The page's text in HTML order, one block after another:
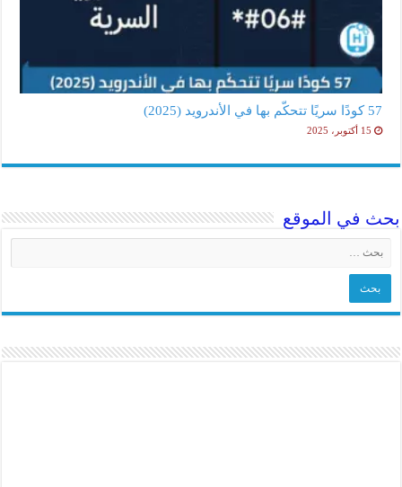
57 كودًا سريًا تتحكّم بها في الأندرويد (2025)
15 أكتوبر، 2025
بحث في الموقع